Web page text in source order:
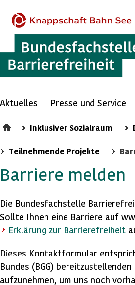
Aktuelles Presse und Service
Inklusiver Sozialraum
Teilnehmende Projekte
Barriere melden
Die Bundesfachstelle
Sollte Ihnen eine Barriere auf
Erklärung zur Barrierefreiheit
Dieses Kontaktformular
Bundes (BGG)
aufzunehmen, um uns noch